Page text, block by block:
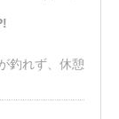
釣れず、休憩